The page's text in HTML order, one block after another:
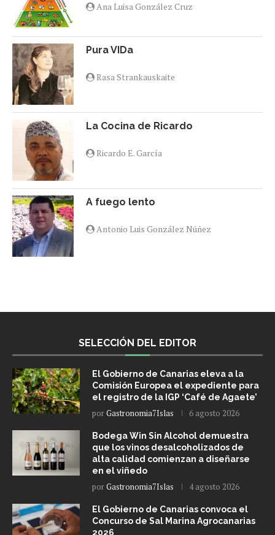
Ana Luisa González Cruz
Pura VIDa
Rasa Strankauskaite
La Cocina de Ricardo
Ricardo E. García
A fuego lento
Antonio Luis González Núñez
SELECCIÓN DEL EDITOR
El Gobierno de Canarias eleva a la
Comisión Europea el expediente para
el registro de la IGP ‘Café de Agaete’
porGastronomia7Islas 6 agosto 2026
Bodega Win Sin Alcohol demuestra
que los vinos desalcoholizados de
alta calidad comienzan a diseñarse
en el viñedo
porGastronomia7Islas 4 agosto 2026
El Gobierno de Canarias convoca el
Concurso de Sal Marina Agrocanarias
2026